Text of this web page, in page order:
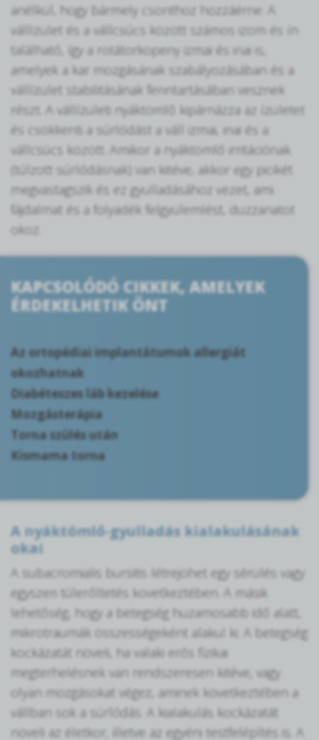
anélkül, hogy bármely csonthoz hozzáérne. A
vállízület és a vállcsúcs között számos izom és ín
található, így a rotátorköpeny izmai és inai is,
amelyek a kar mozgásának szabályozásában és a
vállízület stabilitásának fenntartásában vesznek
részt. A vállízületi nyáktömlő kipárnázza az ízületet
és csökkenti a súrlódást a váll izmai, inai és a
vállcsúcs között. Amikor a nyáktömlő irritációnak
(túlzott súrlódásnak) van kitéve, akkor egy picikét
megvastagszik és ez gyulladásához vezet, ami
fájdalmat és a folyadék felgyülemlést, duzzanatot
okoz.
KAPCSOLÓDÓ CIKKEK, AMELYEK
ÉRDEKELHETIK ÖNT
Az ortopédiai implantátumok allergiát
okozhatnak
Diabéteszes láb kezelése
Mozgásterápia
Torna szülés után
Kismama torna
A nyáktömlő-gyulladás kialakulásának
okai
A subacromialis bursitis létrejöhet egy sérülés vagy
egyszeri túlerőltetés következtében. A másik
lehetőség, hogy a betegség huzamosabb idő alatt,
mikrotraumák összességeként alakul ki. A betegség
kockázatát növeli, ha valaki erős fizikai
megterhelésnek van rendszeresen kitéve, vagy
olyan mozgásokat végez, aminek következtében a
vállban sok a súrlódás. A kialakulás kockázatát
növeli az életkor, illetve az egyéni testfelépítés is. A